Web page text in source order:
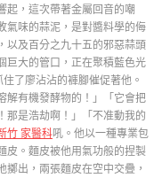
起，這次帶著金屬回音的嘲
氣味的蒜泥，是對醬料學的侮
以及百分之九十五的邪惡蒜頭
巨大的管口，正在聚積藍色光
了廖沾沾的褲腳催促著他。
解有機發酵物的！」「它會把
那是浩劫啊！」「不准動我的
竹 家醫科吼。他以一種專業包
皮。麵皮被他用氣功般的捏製
出，兩張麵皮在空中交疊，